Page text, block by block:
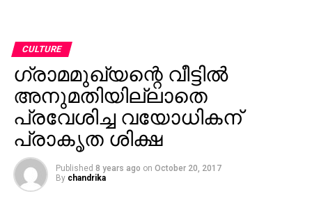
CULTURE
ഗ്രാമമുഖ്യന്റെ വീട്ടില്‍
അനുമതിയില്ലാതെ
പ്രവേശിച്ച വയോധികന്
പ്രാകൃത ശിക്ഷ
Published 8 years ago on October 20, 2017
By chandrika